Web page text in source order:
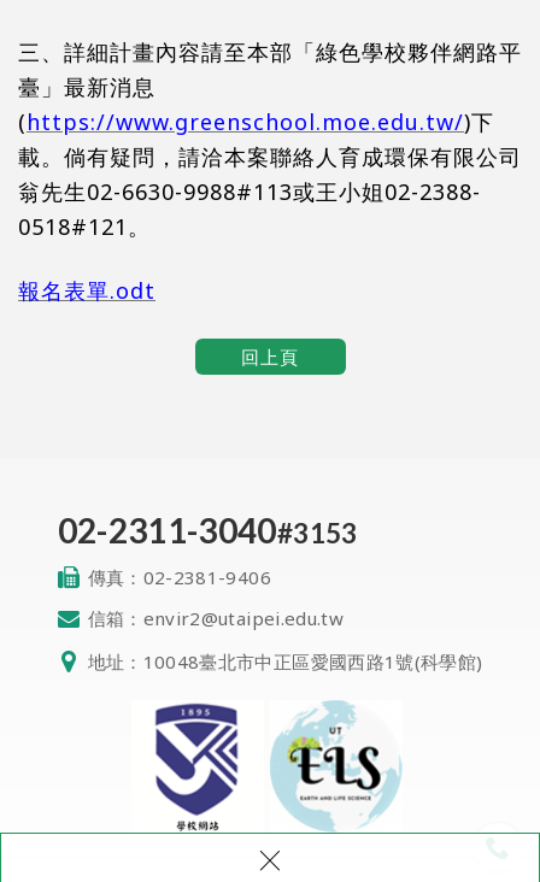
×
三、詳細計畫內容請至本部「綠色學校夥伴網路平
臺」最新消息
(https://www.greenschool.moe.edu.tw/)下
載。倘有疑問，請洽本案聯絡人育成環保有限公司
翁先生02-6630-9988#113或王小姐02-2388-
0518#121。
報名表單.odt
回上頁
02-2311-3040#3153
傳真： 02-2381-9406
信箱： envir2@utaipei.edu.tw
地址： 10048臺北市中正區愛國西路1號(科學館)